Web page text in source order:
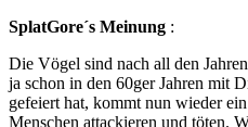
SplatGore´s Meinung :
Die Vögel sind nach all den
ja schon in den 60ger Jahren mit
gefeiert hat, kommt nun wieder
Menschen attackieren und töten.